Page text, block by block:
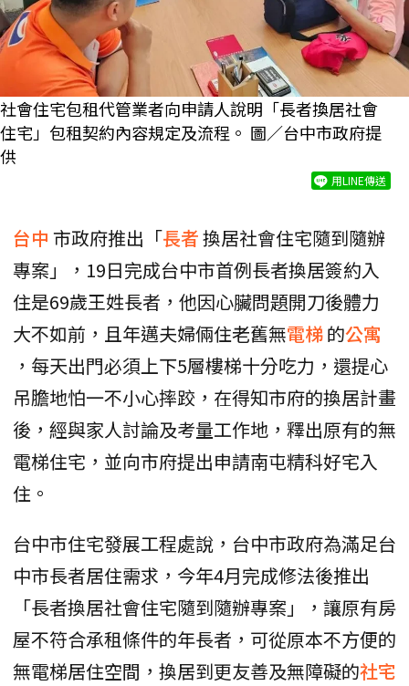
社會住宅包租代管業者向申請人說明「長者換居社會
住宅」包租契約內容規定及流程。 圖／台中市政府提
供
用LINE傳送
台中 市政府推出「長者換居社會住宅隨到隨辦
專案」，19日完成台中市首例長者換居簽約入
住是69歲王姓長者，他因心臟問題開刀後體力
大不如前，且年邁夫婦倆住老舊無電梯的公寓
，每天出門必須上下5層樓梯十分吃力，還提心
吊膽地怕一不小心摔跤，在得知市府的換居計畫
後，經與家人討論及考量工作地，釋出原有的無
電梯住宅，並向市府提出申請南屯精科好宅入
住。
台中市住宅發展工程處說，台中市政府為滿足台
中市長者居住需求，今年4月完成修法後推出
「長者換居社會住宅隨到隨辦專案」，讓原有房
屋不符合承租條件的年長者，可從原本不方便的
無電梯居住空間，換居到更友善及無障礙的社宅